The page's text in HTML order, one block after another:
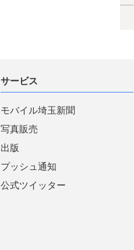
サービス
モバイル埼玉新聞
写真販売
出版
プッシュ通知
公式ツイッター